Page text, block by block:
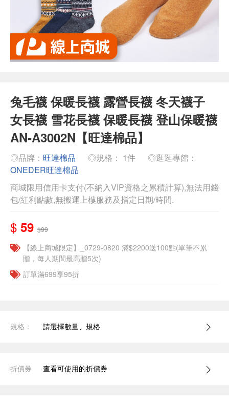
兔毛襪 保暖長襪 露營長襪 冬天襪子
女長襪 雪花長襪 保暖長襪 登山保暖襪
AN-A3002N【旺達棉品】
◎品牌： 旺達棉品 ◎規格： 1件
◎逛逛專館：
ONEDER旺達棉品
商城限用信用卡支付(不納入VIP資格之累積計算),無法用錢
包/紅利點數,無搬運上樓服務及指定日期/時間.
$ 59 $99
【線上商城限定】_0729-0820 滿$2200送100點(單筆不累
贈，每人期間最高贈5次)
訂單滿699享95折
規格： 請選擇數量、規格
折價券 查看可使用的折價券